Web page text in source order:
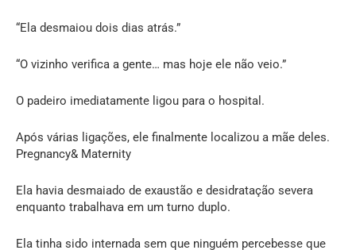
“Ela desmaiou dois dias atrás.”
“O vizinho verifica a gente… mas hoje ele não veio.”
O padeiro imediatamente ligou para o hospital.
Após várias ligações, ele finalmente localizou a mãe deles.
Pregnancy& Maternity
Ela havia desmaiado de exaustão e desidratação severa
enquanto trabalhava em um turno duplo.
Ela tinha sido internada sem que ninguém percebesse que